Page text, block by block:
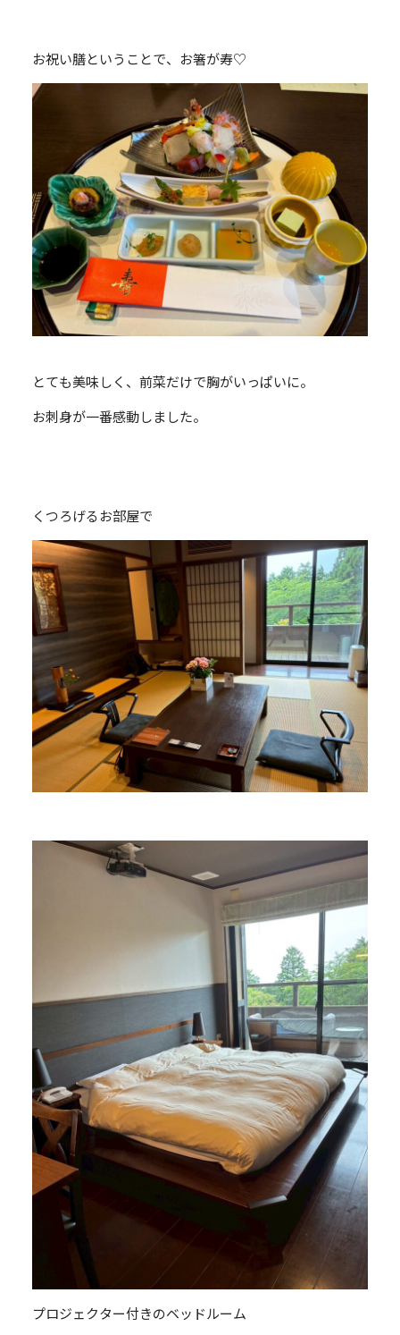
お祝い膳ということで、お箸が寿♡
とても美味しく、前菜だけで胸がいっぱいに。
お刺身が一番感動しました。
くつろげるお部屋で
プロジェクター付きのベッドルーム